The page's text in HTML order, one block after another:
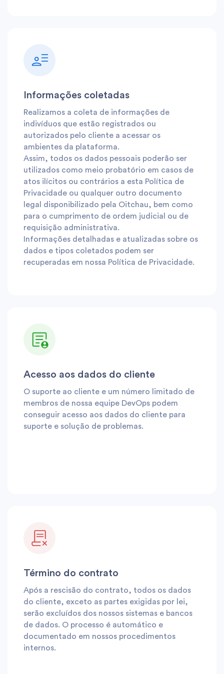
Informações coletadas
Realizamos a coleta de informações de
indivíduos que estão registrados ou
autorizados pelo cliente a acessar os
ambientes da plataforma.
Assim, todos os dados pessoais poderão ser
utilizados como meio probatório em casos de
atos ilícitos ou contrários a esta Política de
Privacidade ou qualquer outro documento
legal disponibilizado pela Oitchau, bem como
para o cumprimento de ordem judicial ou de
requisição administrativa.
Informações detalhadas e atualizadas sobre os
dados e tipos coletados podem ser
recuperadas em nossa Política de Privacidade.
Acesso aos dados do cliente
O suporte ao cliente e um número limitado de
membros de nossa equipe DevOps podem
conseguir acesso aos dados do cliente para
suporte e solução de problemas.
Término do contrato
Após a rescisão do contrato, todos os dados
do cliente, exceto as partes exigidas por lei,
serão excluídos dos nossos sistemas e bancos
de dados. O processo é automático e
documentado em nossos procedimentos
internos.